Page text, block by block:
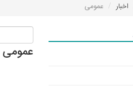
اخبار عمومی
عمومی